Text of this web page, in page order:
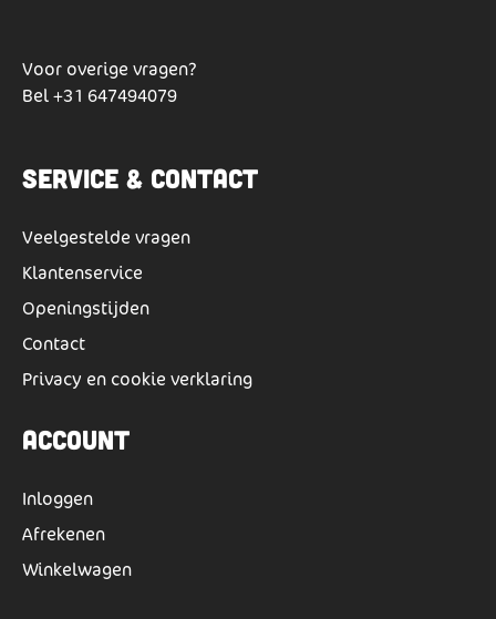
Voor overige vragen?
Bel+31 647494079
Service & Contact
Veelgestelde vragen
Klantenservice
Openingstijden
Contact
Privacy en cookie verklaring
Account
Inloggen
Afrekenen
Winkelwagen